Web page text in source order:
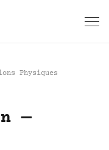
Physiques
—